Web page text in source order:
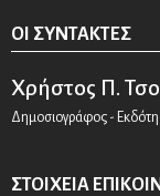
ΟΙ ΣΥΝΤΆΚΤΕΣ
Χρήστος Π.
Δημοσιογράφος -
ΣΤΟΙΧΕΊΑ